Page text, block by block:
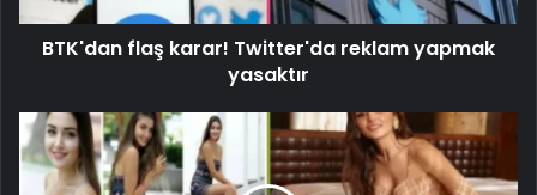
BTK'dan flaş karar! Twitter'da reklam yapmak
yasaktır